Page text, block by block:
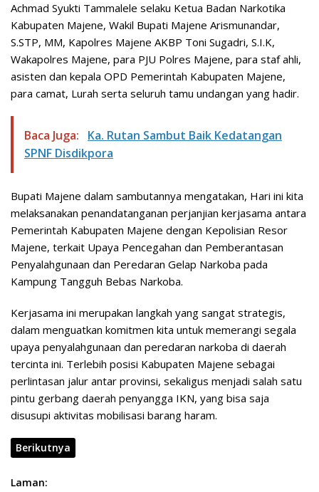
Achmad Syukti Tammalele selaku Ketua Badan Narkotika
Kabupaten Majene, Wakil Bupati Majene Arismunandar,
S.STP, MM, Kapolres Majene AKBP Toni Sugadri, S.I.K,
Wakapolres Majene, para PJU Polres Majene, para staf ahli,
asisten dan kepala OPD Pemerintah Kabupaten Majene,
para camat, Lurah serta seluruh tamu undangan yang hadir.
Baca Juga:
Ka. Rutan Sambut Baik Kedatangan
SPNF Disdikpora
Bupati Majene dalam sambutannya mengatakan, Hari ini kita
melaksanakan penandatanganan perjanjian kerjasama antara
Pemerintah Kabupaten Majene dengan Kepolisian Resor
Majene, terkait Upaya Pencegahan dan Pemberantasan
Penyalahgunaan dan Peredaran Gelap Narkoba pada
Kampung Tangguh Bebas Narkoba.
Kerjasama ini merupakan langkah yang sangat strategis,
dalam menguatkan komitmen kita untuk memerangi segala
upaya penyalahgunaan dan peredaran narkoba di daerah
tercinta ini. Terlebih posisi Kabupaten Majene sebagai
perlintasan jalur antar provinsi, sekaligus menjadi salah satu
pintu gerbang daerah penyangga IKN, yang bisa saja
disusupi aktivitas mobilisasi barang haram.
Berikutnya
Laman: